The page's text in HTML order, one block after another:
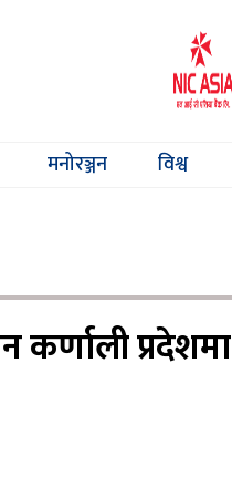
मनोरञ्जन विश्व
प्रदेशमा